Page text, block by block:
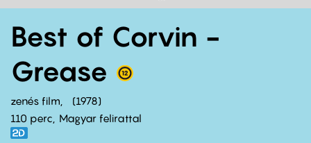
Best of Corvin -
Grease
zenés film
1978
110 perc,
Magyar felirattal